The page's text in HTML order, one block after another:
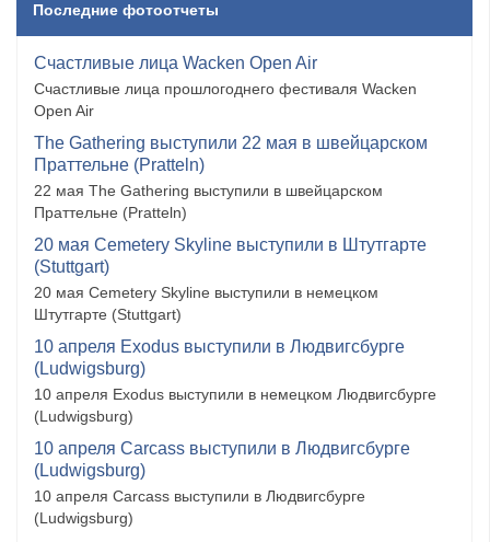
Последние фотоотчеты
Счастливые лица Wacken Open Air
Счастливые лица прошлогоднего фестиваля Wacken
Open Air
The Gathering выступили 22 мая в швейцарском
Праттельне (Pratteln)
22 мая The Gathering выступили в швейцарском
Праттельне (Pratteln)
20 мая Cemetery Skyline выступили в Штутгарте
(Stuttgart)
20 мая Cemetery Skyline выступили в немецком
Штутгарте (Stuttgart)
10 апреля Exodus выступили в Людвигсбурге
(Ludwigsburg)
10 апреля Exodus выступили в немецком Людвигсбурге
(Ludwigsburg)
10 апреля Carcass выступили в Людвигсбурге
(Ludwigsburg)
10 апреля Carcass выступили в Людвигсбурге
(Ludwigsburg)